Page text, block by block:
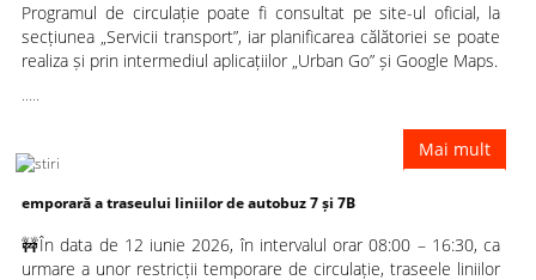
Programul de circulație poate fi consultat pe site-ul oficial, la
secțiunea „Servicii transport”, iar planificarea călătoriei se poate
realiza și prin intermediul aplicațiilor „Urban Go” și Google Maps.
.....
Mai mult
a traseului liniilor de autobuz 7 și 7B
🚧În data de 12 iunie 2026, în intervalul orar 08:00 – 16:30, ca
urmare a unor restricții temporare de circulație, traseele liniilor